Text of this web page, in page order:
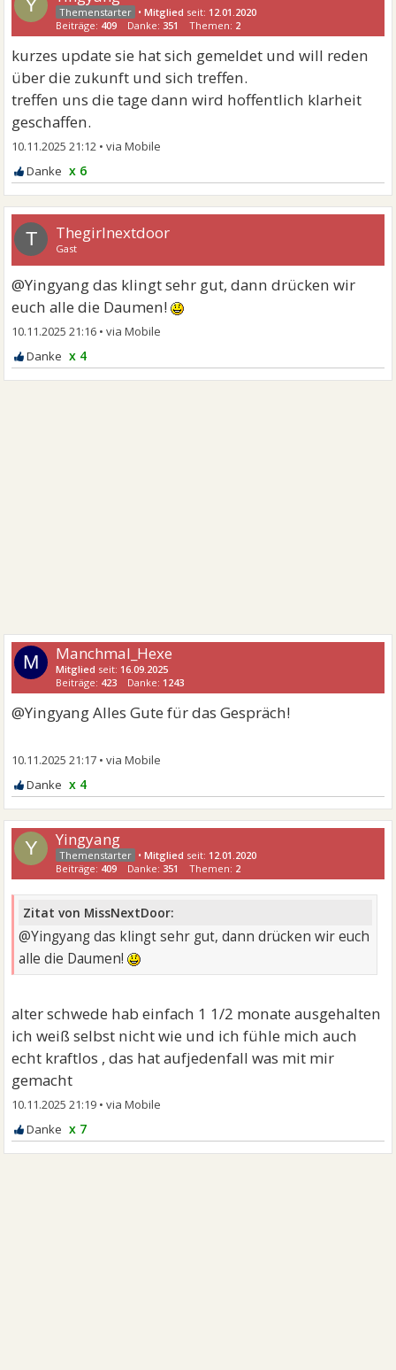
Y •Mitglied seit: 12.01.2020
Beiträge: 409 Danke: 351 Themen: 2
kurzes update sie hat sich gemeldet und will reden
über die zukunft und sich treffen.
treffen uns die tage dann wird hoffentlich klarheit
geschaffen.
10.11.2025 21:12 •
x 6
T Thegirlnextdoor
Gast
@Yingyang das klingt sehr gut, dann drücken wir
euch alle die Daumen!
10.11.2025 21:16 •
x 4
M Manchmal_Hexe
Mitglied seit: 16.09.2025
Beiträge: 423 Danke: 1243
@Yingyang Alles Gute für das Gespräch!
10.11.2025 21:17 •
x 4
Y Yingyang
•Mitglied seit: 12.01.2020
Beiträge: 409 Danke:351 Themen: 2
Zitat von MissNextDoor:
@Yingyang das klingt sehr gut, dann drücken wir euch
alle die Daumen!
alter schwede hab einfach 1 1/2 monate ausgehalten
ich weiß selbst nicht wie und ich fühle mich auch
echt kraftlos , das hat aufjedenfall was mit mir
gemacht
10.11.2025 21:19 •
x 7